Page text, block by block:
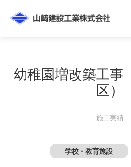
幼稚園増改築工事
区）
施工実績
学校・教育施設